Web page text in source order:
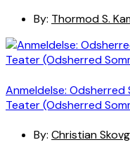
By: Thormod S.
Anmeldelse:
Teater (Odsherred
By: Christian